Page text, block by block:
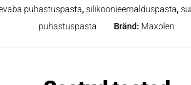
puhastuspasta, silikoonieemalduspasta,
puhastuspasta
Bränd: Maxolen